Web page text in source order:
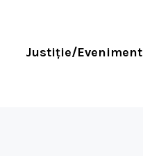
Justiție/Eveniment